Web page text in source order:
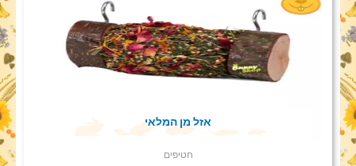
אזל מן המלאי
חטיפים
₪35.00.
₪29.90.